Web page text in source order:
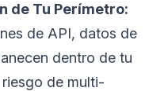
de Tu Perímetro:
de API, datos de
dentro de tu
de multi-